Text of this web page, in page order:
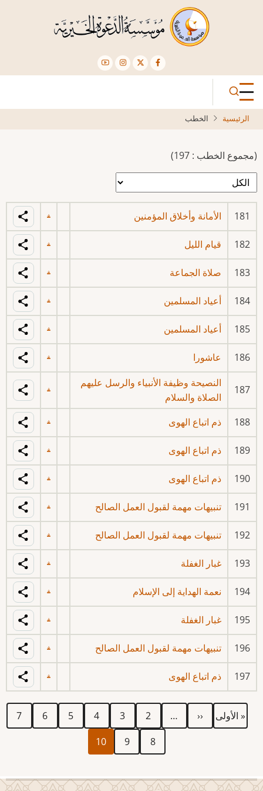
الرئيسية الخطب
(مجموع الخطب : 197)
181 الأمانة وأخلاق المؤمنين
182 قيام الليل
183 صلاة الجماعة
184 أعياد المسلمين
185 أعياد المسلمين
186 عاشورا
187
النصيحة وظيفة الأنبياء والرسل عليهم
الصلاة والسلام
188
ذم اتباع الهوى
189 ذم اتباع الهوى
190 ذم اتباع الهوى
191 تنبيهات مهمة لقبول العمل الصالح
192 تنبيهات مهمة لقبول العمل الصالح
193 غبار الغفلة
194 نعمة الهداية إلى الإسلام
195 غبار الغفلة
196 تنبيهات مهمة لقبول العمل الصالح
197 ذم اتباع الهوى
Pagination
First
page
« الأولى
page
‹‹
… الصفحة
2 الصفحة
3 الصفحة
4 الصفحة
5 الصفحة
6 الصفحة
7
الصفحة
8 الصفحة
9
Current
page
10